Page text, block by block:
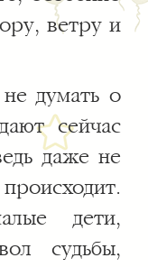
ветру и
думать о
сейчас
даже не
дети,
судьбы,